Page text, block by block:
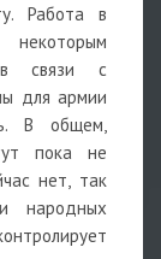
Работа в
в связи с
для армии
В общем,
пока не
нет, так
народных